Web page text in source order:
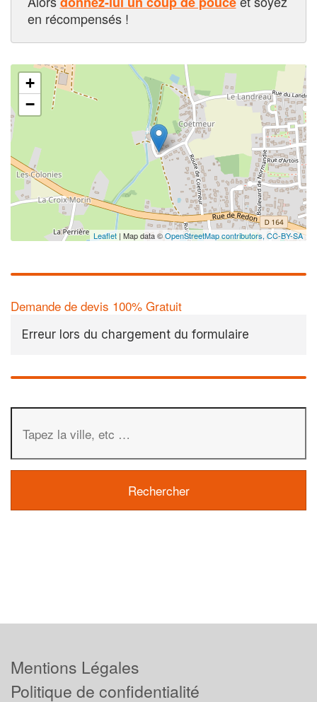
en récompensés !
+
−
Leaflet | Map data ©OpenStreetMap contributors, CC-BY-SA
Demande de devis 100% Gratuit
Erreur lors du chargement du formulaire
Mentions Légales
Politique de confidentialité